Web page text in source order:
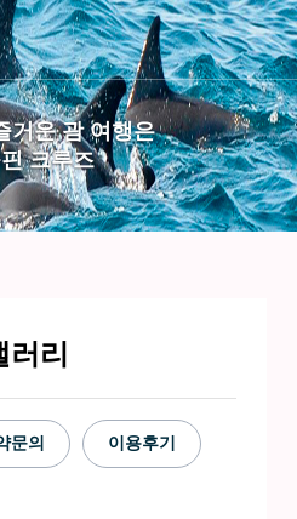
거운 괌 여행은
크루즈
러리
문의 이용후기